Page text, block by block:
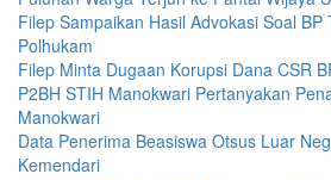
Filep Sampaikan Hasil Advokasi Soal BP
Polhukam
Filep Minta Dugaan Korupsi Dana CSR
P2BH STIH Manokwari Pertanyakan
Manokwari
Data Penerima Beasiswa Otsus Luar
Kemendari